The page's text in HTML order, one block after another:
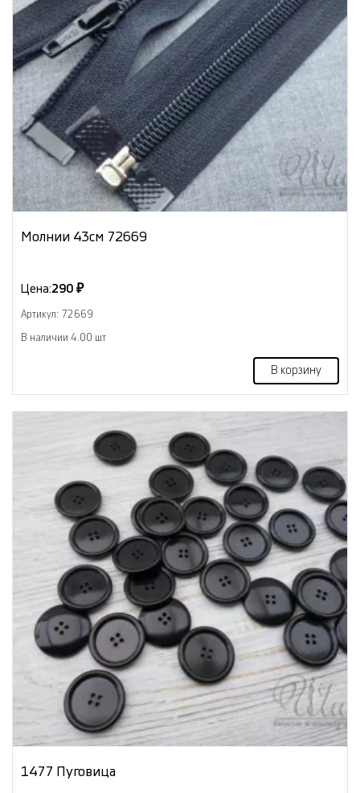
Молнии 43см 72669
Цена:290 ₽
Артикул: 72669
В наличии 4.00 шт
В корзину
1477 Пуговица